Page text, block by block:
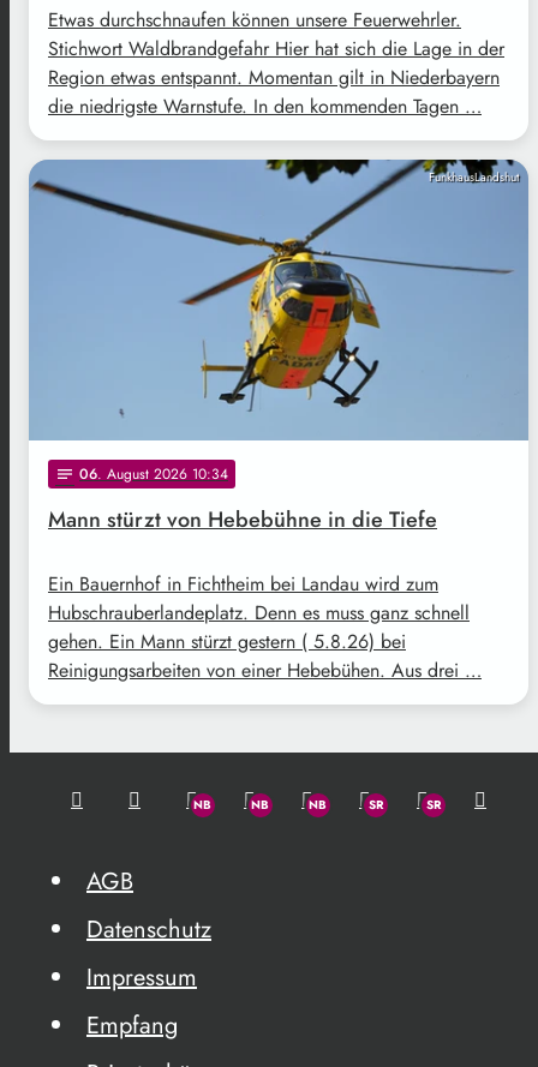
Etwas durchschnaufen können unsere Feuerwehrler.
Stichwort Waldbrandgefahr Hier hat sich die Lage in der
Region etwas entspannt. Momentan gilt in Niederbayern
die niedrigste Warnstufe. In den kommenden Tagen …
FunkhausLandshut
notes 06. August 2026 10:34
Mann stürzt von Hebebühne in die Tiefe
Ein Bauernhof in Fichtheim bei Landau wird zum
Hubschrauberlandeplatz. Denn es muss ganz schnell
gehen. Ein Mann stürzt gestern ( 5.8.26) bei
Reinigungsarbeiten von einer Hebebühen. Aus drei …
AGB
Datenschutz
Impressum
Empfang